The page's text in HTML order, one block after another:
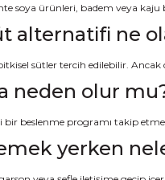
soya ürünleri, badem veya kaju
alternatifi ne
sütler tercih edilebilir. Ancak
neden olur
bir beslenme programı takip
yerken